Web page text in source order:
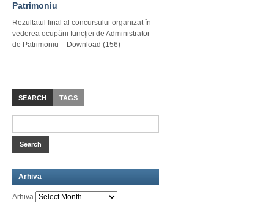
Patrimoniu
Rezultatul final al concursului organizat în
vederea ocupării funcţiei de Administrator
de Patrimoniu – Download (156)
SEARCH TAGS
Arhiva
Arhiva